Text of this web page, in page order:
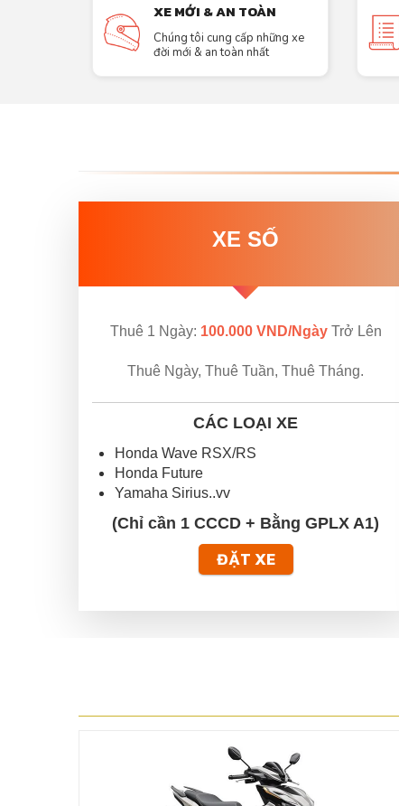
XE MỚI & AN TOÀN
Chúng tôi cung cấp những xe
đời mới & an toàn nhất
XE SỐ
Thuê 1 Ngày: 100.000 VND/NgàyTrở Lên
Thuê Ngày, Thuê Tuần, Thuê Tháng.
CÁC LOẠI XE
Honda Wave RSX/RS
Honda Future
Yamaha Sirius..vv
(Chỉ cần 1 CCCD + Bằng GPLX A1)
ĐẶT XE